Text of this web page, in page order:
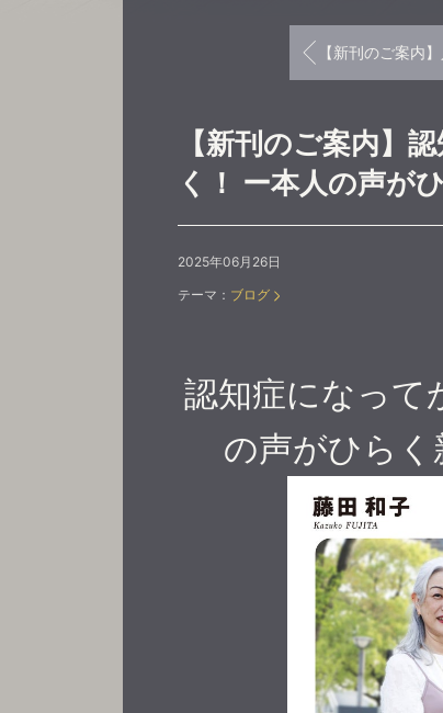
【新刊のご案内】人生の最期まで食事を楽しめるレシ
【新刊のご案内】
く！ ー本人の声が
2025年06月26日
テーマ： ブログ
認知症になって
の声がひら